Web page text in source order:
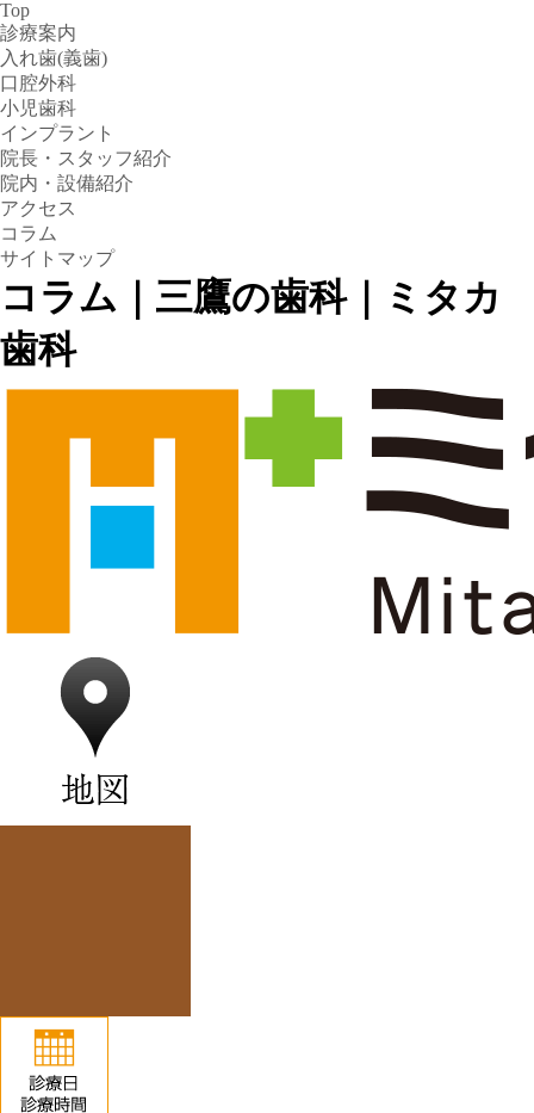
Top
診療案内
入れ歯(義歯)
口腔外科
小児歯科
インプラント
院長・スタッフ紹介
院内・設備紹介
アクセス
コラム
サイトマップ
コラム｜三鷹の歯科｜ミタカ
歯科